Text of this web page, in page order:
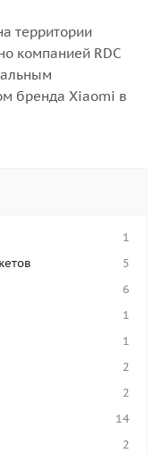
территории
компанией RDC
бренда Xiaomi в
1
5
6
1
1
2
2
14
2